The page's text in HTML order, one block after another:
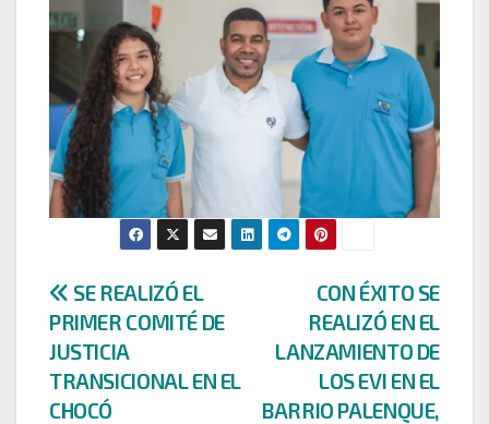
Navegación
de
entradas
CON ÉXITO SE
REALIZÓ EN EL
LANZAMIENTO DE
LOS EVI EN EL
BARRIO PALENQUE,
SE REALIZÓ EL
PRIMER COMITÉ DE
JUSTICIA
TRANSICIONAL EN EL
CHOCÓ